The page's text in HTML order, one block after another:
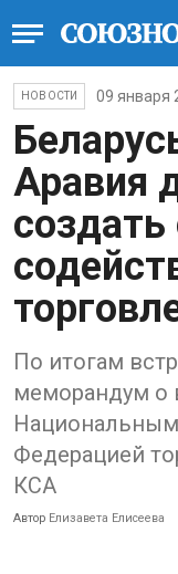
НОВОСТИ 09 января
Аравия
создать
По итогам
меморандум о
Федерацией
КСА
Автор Елизавета Елисеева